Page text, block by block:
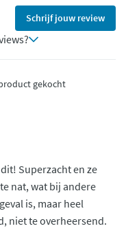
Schrijf jouw review
gekocht
Superzacht en ze
nat, wat bij andere
is, maar heel
niet te overheersend.